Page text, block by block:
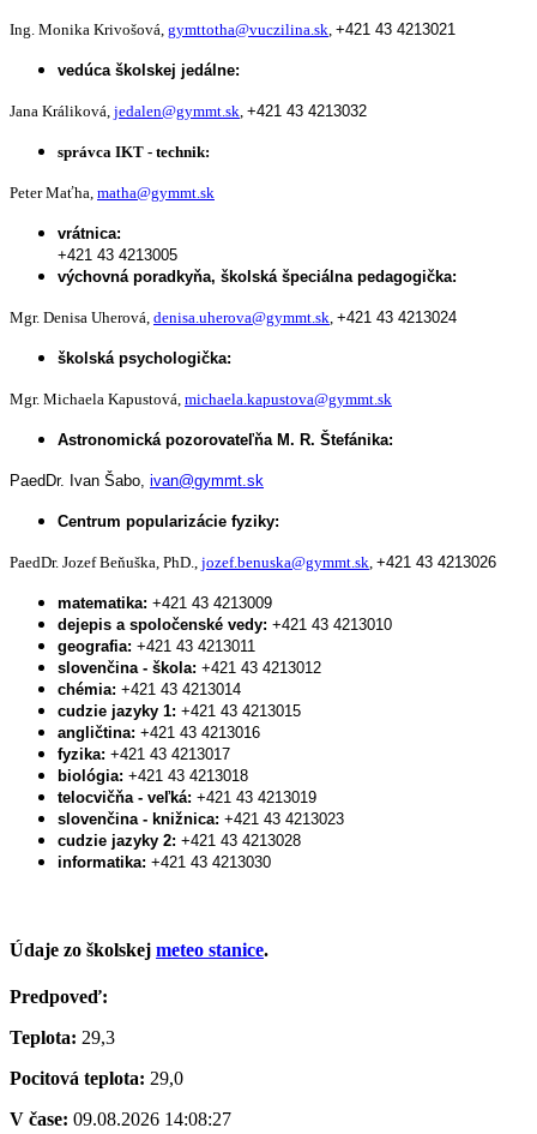
Ing. Monika Krivošová, gymttotha@vuczilina.sk, +421 43 4213021
vedúca školskej jedálne:
Jana Králiková, jedalen@gymmt.sk, +421 43 4213032
správca IKT - technik:
Peter Maťha, matha@gymmt.sk
vrátnica:
+421 43 4213005
výchovná poradkyňa, školská špeciálna pedagogička:
Mgr. Denisa Uherová, denisa.uherova@gymmt.sk, +421 43 4213024
školská psychologička:
Mgr. Michaela Kapustová, michaela.kapustova@gymmt.sk
Astronomická pozorovateľňa M. R. Štefánika:
PaedDr. Ivan Šabo, ivan@gymmt.sk
Centrum popularizácie fyziky:
PaedDr. Jozef Beňuška, PhD., jozef.benuska@gymmt.sk, +421 43 4213026
matematika: +421 43 4213009
dejepis a spoločenské vedy: +421 43 4213010
geografia: +421 43 4213011
slovenčina - škola: +421 43 4213012
chémia: +421 43 4213014
cudzie jazyky 1: +421 43 4213015
angličtina: +421 43 4213016
fyzika: +421 43 4213017
biológia: +421 43 4213018
telocvičňa - veľká: +421 43 4213019
slovenčina - knižnica: +421 43 4213023
cudzie jazyky 2: +421 43 4213028
informatika: +421 43 4213030
Údaje zo školskej meteo stanice.
Predpoveď:
Teplota: 29,3
Pocitová teplota: 29,0
V čase: 09.08.2026 14:08:27